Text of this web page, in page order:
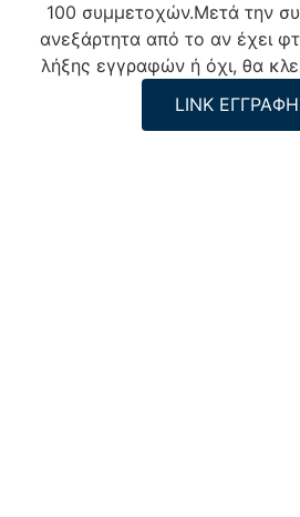
100 συµµετοχών.Μετά την
ανεξάρτητα από το αν έχει
λήξης εγγραφών ή όχι, θα
LINK